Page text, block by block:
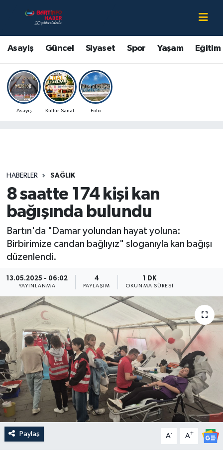
Asayiş Güncel Siyaset Spor Yaşam Eğitim
Asayiş Kültür-Sanat Foto
HABERLER SAĞLIK
8 saatte 174 kişi kan
bağışında bulundu
Bartın'da "Damar yolundan hayat yoluna:
Birbirimize candan bağlıyız" sloganıyla kan bağışı
düzenlendi.
13.05.2025 - 06:02
YAYINLANMA
4
PAYLAŞIM
1 DK
OKUNMA SÜRESI
Paylaş A- A+
Asayiş
Bartın Hakkında
Çevre
Eğitim
Kültür-Sanat
Magazin
Medya
Sivil Toplum
Siyaset
Spor
Tarım
Turizm
Bartın Nöbetçi Eczaneler
Bartın Hava Durumu
Bartin Namaz Vakitleri
Bartın Trafik Yoğunluk Haritası
Son Dakika Haberleri
Haber Arşivi